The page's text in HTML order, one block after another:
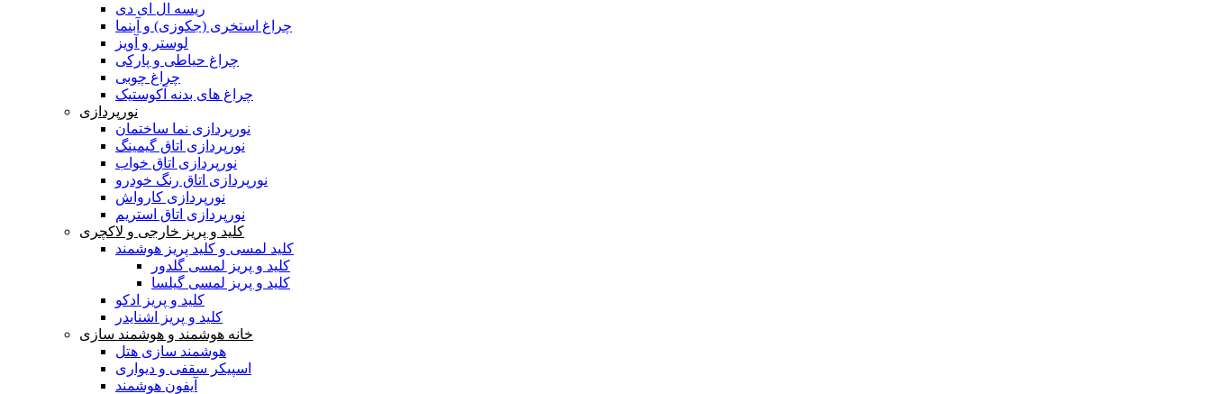
ریسه ال ای دی
چراغ استخری (جکوزی) و آبنما
لوستر و آویز
چراغ حیاطی و پارکی
چراغ چوبی
چراغ های بدنه آکوستیک
نورپردازی
نورپردازی نما ساختمان
نورپردازی اتاق گیمینگ
نورپردازی اتاق خواب
نورپردازی اتاق رنگ خودرو
نورپردازی کارواش
نورپردازی اتاق استریم
کلید و پریز خارجی و لاکچری
کلید لمسی و کلید پریز هوشمند
کلید و پریز لمسی گلدور
کلید و پریز لمسی گیلسا
کلید و پریز ادکو
کلید و پریز اشنایدر
خانه هوشمند و هوشمند سازی
هوشمند سازی هتل
اسپیکر سقفی و دیواری
آیفون هوشمند